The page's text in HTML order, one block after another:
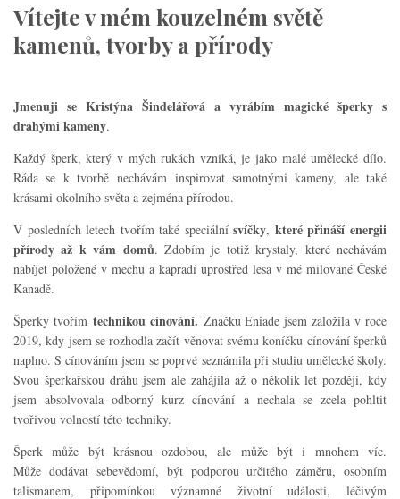
Vítejte v mém kouzelném světě
kamenů, tvorby a přírody
Jmenuji se Kristýna Šindelářová a vyrábím magické šperky s
drahými kameny.
Každý šperk, který v mých rukách vzniká, je jako malé umělecké dílo.
Ráda se k tvorbě nechávám inspirovat samotnými kameny, ale také
krásami okolního světa a zejména přírodou.
V posledních letech tvořím také speciálnísvíčky, které přináší energii
přírody až k vám domů. Zdobím je totiž krystaly, které nechávám
nabíjet položené v mechu a kapradí uprostřed lesa v mé milované České
Kanadě.
Šperky tvořím technikou cínování. Značku Eniade jsem založila v roce
2019, kdy jsem se rozhodla začít věnovat svému koníčku cínování šperků
naplno. S cínováním jsem se poprvé seznámila při studiu umělecké školy.
Svou šperkařskou dráhu jsem ale zahájila až o několik let později, kdy
jsem absolvovala odborný kurz cínování a nechala se zcela pohltit
tvořivou volností této techniky.
Šperk může být krásnou ozdobou, ale může být i mnohem víc.
Může dodávat sebevědomí, být podporou určitého záměru, osobním
talismanem, připomínkou významné životní události, léčivým